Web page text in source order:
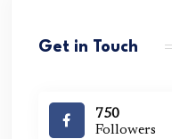
Get in Touch
750
Followers